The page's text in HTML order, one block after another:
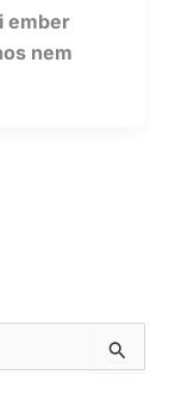
ember
nem